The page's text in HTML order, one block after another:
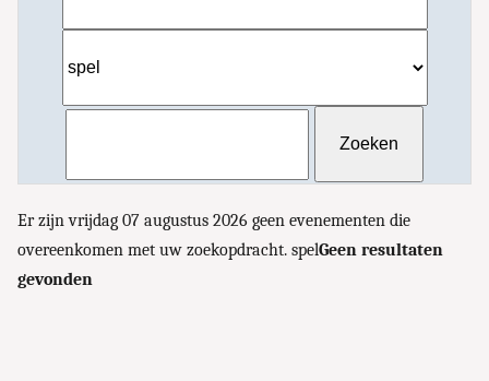
Er zijn vrijdag 07 augustus 2026 geen evenementen die
overeenkomen met uw zoekopdracht. spelGeen resultaten
gevonden